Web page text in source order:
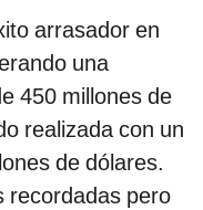
arrasador en
una
450 millones de
realizada con un
de dólares.
recordadas pero